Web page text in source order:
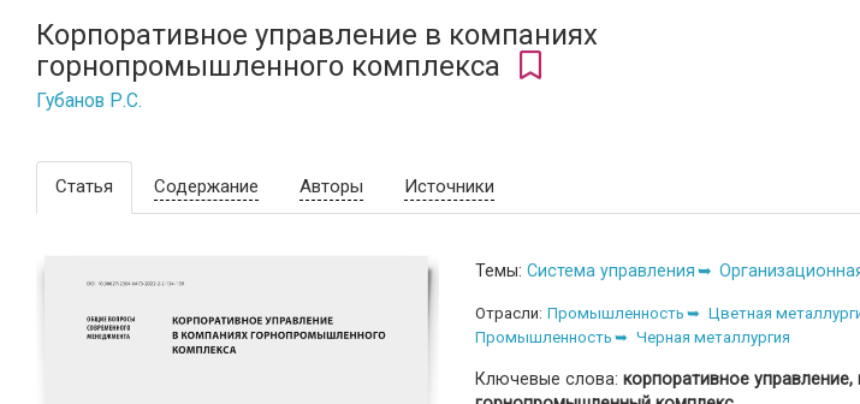
Корпоративное управление в компаниях
горнопромышленного комплекса
Губанов Р.С.
Статья Содержание Авторы Источники
Темы: Система управления
Отрасли: Промышленность
Цветная
Промышленность
Черная металлургия
Ключевые слова: корпоративное